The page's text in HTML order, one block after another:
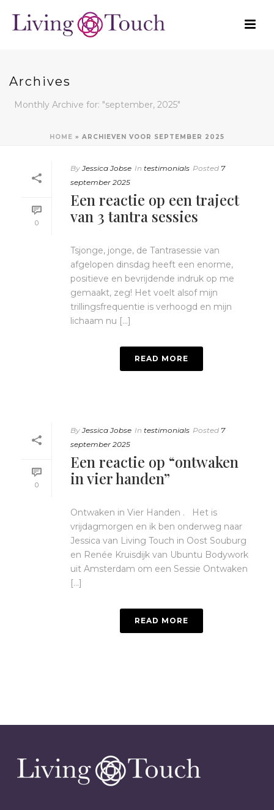
Archives
Monthly Archive for: "september, 2025"
HOME » ARCHIEVEN VOOR SEPTEMBER 2025
0
By Jessica Jobse In testimonials Posted 7
september 2025
Een reactie op een traject
van 3 tantra sessies
Tsjonge, jonge, de Tantrasessie van
afgelopen dinsdag heeft een enorme,
positieve en bevrijdende indruk op me
gemaakt, zeg! Het voelt alsof mijn
trillingsfrequentie is verhoogd en mijn
lichaam nu [...]
READ MORE
0
By Jessica Jobse In testimonials Posted 7
september 2025
Een reactie op “ontwaken
in vier handen”
Ontwaken in Vier Handen . Het is
vrijdagmorgen en ik ben onderweg naar
Jessica van Living Touch in Oost Souburg
en Renée Kruisdijk van Ubuntu Bodywork
uit Amsterdam om een Sessie Ontwaken
[...]
READ MORE